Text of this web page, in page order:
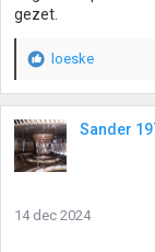
gezet.
W
a
r
d
e
n
loeske
Sander
14 dec 2024